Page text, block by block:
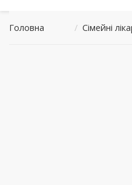
Головна / Сімейні